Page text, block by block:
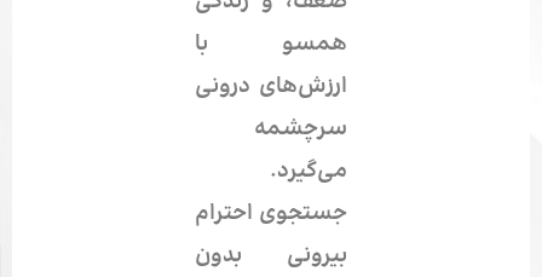
همسو با
ارزش‌های درونی
سرچشمه
می‌گیرد.
جستجوی احترام
بیرونی بدون